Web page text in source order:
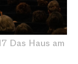
Das Haus am